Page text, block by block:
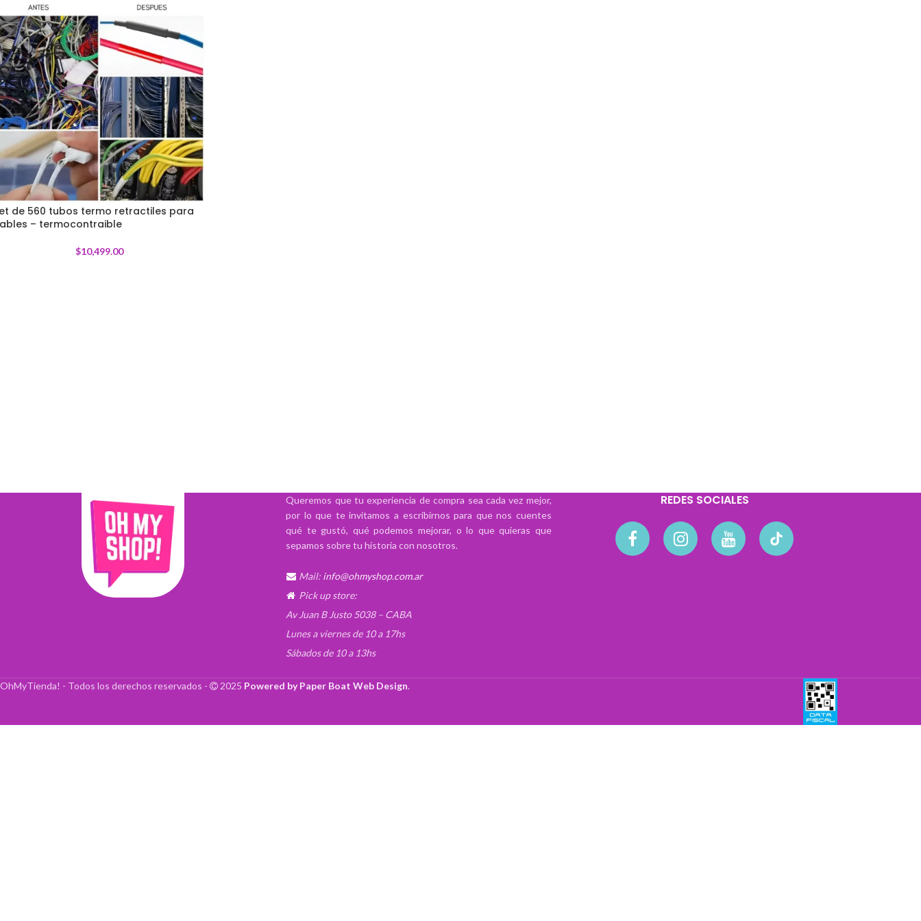
de 560 tubos termo retractiles para
– termocontraible
$10,499.00
Queremos que tu experiencia de compra sea cada vez mejor,
por lo que te invitamos a escribirnos para que nos cuentes
qué te gustó, qué podemos mejorar, o lo que quieras que
sepamos sobre tu historia con nosotros.
Mail: info@ohmyshop.com.ar
Pick up store:
Av Juan B Justo 5038 – CABA
Lunes a viernes de 10 a 17hs
Sábados de 10 a 13hs
REDES SOCIALES
OhMyTienda! - Todos los derechos reservados - 2025 Powered by Paper Boat Web Design.